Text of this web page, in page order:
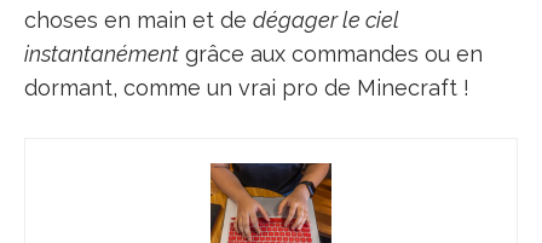
choses en main et de dégager le ciel
instantanément grâce aux commandes ou en
dormant, comme un vrai pro de Minecraft !